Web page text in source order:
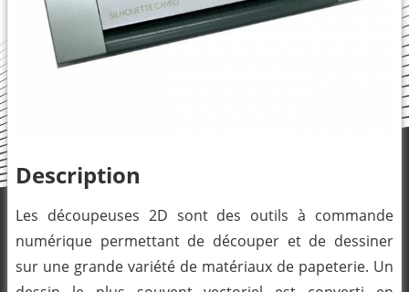
Description
Les découpeuses 2D sont des outils à commande
numérique permettant de découper et de dessiner
sur une grande variété de matériaux de papeterie. Un